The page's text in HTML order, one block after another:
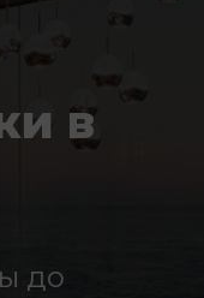
в
до